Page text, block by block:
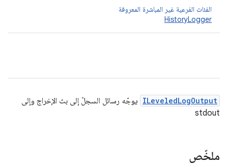
الفئات الفرعية غير المباشرة المعروفة
HistoryLogger
ILeveledLogOutput يوجّه رسائل السجلّ إلى بث الإخراج وإلى
stdout
ملخّص